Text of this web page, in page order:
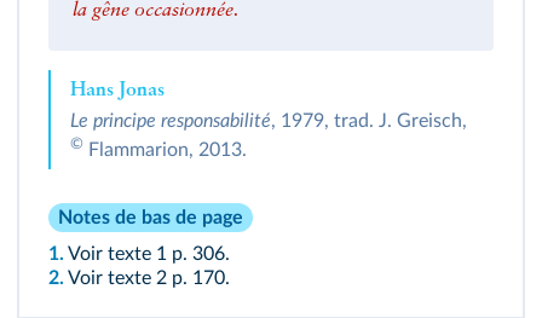
la gêne occasionnée.
Hans Jonas
Le principe responsabilité, 1979, trad. J. Greisch,
© Flammarion, 2013.
Notes de bas de page
1. Voir texte 1 p. 306.
2. Voir texte 2 p. 170.